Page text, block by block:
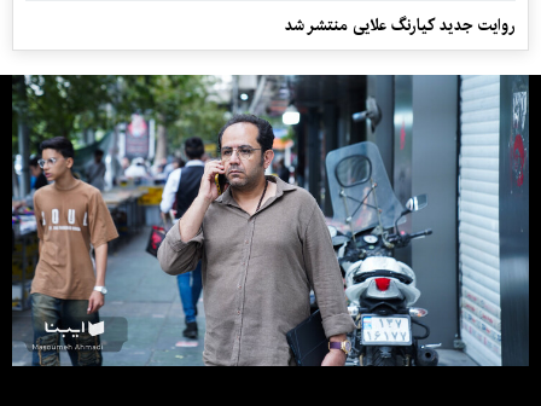
روایت جدید کیارنگ علایی منتشر شد